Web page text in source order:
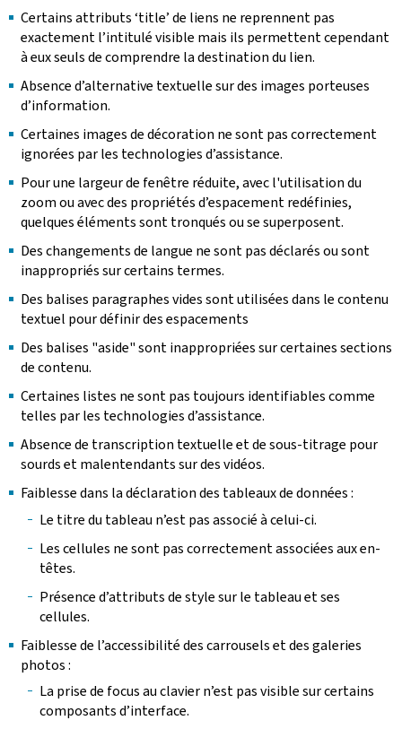
Certains attributs ‘title’ de liens ne reprennent pas
exactement l’intitulé visible mais ils permettent cependant
à eux seuls de comprendre la destination du lien.
Absence d’alternative textuelle sur des images porteuses
d’information.
Certaines images de décoration ne sont pas correctement
ignorées par les technologies d’assistance.
Pour une largeur de fenêtre réduite, avec l'utilisation du
zoom ou avec des propriétés d’espacement redéfinies,
quelques éléments sont tronqués ou se superposent.
Des changements de langue ne sont pas déclarés ou sont
inappropriés sur certains termes.
Des balises paragraphes vides sont utilisées dans le contenu
textuel pour définir des espacements
Des balises "aside" sont inappropriées sur certaines sections
de contenu.
Certaines listes ne sont pas toujours identifiables comme
telles par les technologies d’assistance.
Absence de transcription textuelle et de sous-titrage pour
sourds et malentendants sur des vidéos.
Faiblesse dans la déclaration des tableaux de données :
Le titre du tableau n’est pas associé à celui-ci.
Les cellules ne sont pas correctement associées aux en-
têtes.
Présence d’attributs de style sur le tableau et ses
cellules.
Faiblesse de l’accessibilité des carrousels et des galeries
photos :
La prise de focus au clavier n’est pas visible sur certains
composants d’interface.